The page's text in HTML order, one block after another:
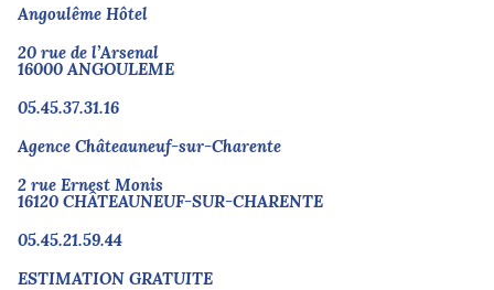
Angoulême Hôtel
20 rue de l’Arsenal
16000 ANGOULEME
05.45.37.31.16
Agence Châteauneuf-sur-Charente
2 rue Ernest Monis
16120 CHÂTEAUNEUF-SUR-CHARENTE
05.45.21.59.44
ESTIMATION GRATUITE